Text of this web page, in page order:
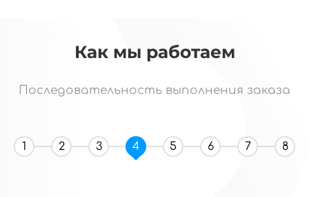
Как мы работаем
Последовательность выполнения заказа
1 2 3 4 5 6 7 8